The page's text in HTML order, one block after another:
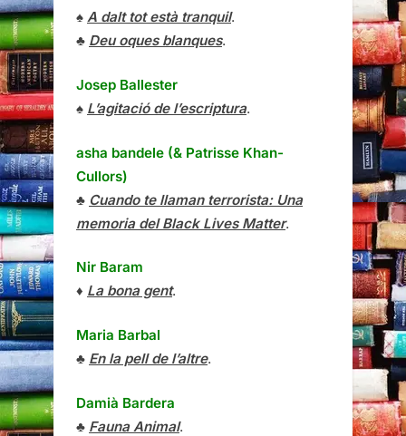
♠ A dalt tot està tranquil.
♣ Deu oques blanques.
Josep Ballester
♠ L’agitació de l’escriptura.
asha bandele (& Patrisse Khan-
Cullors)
♣ Cuando te llaman terrorista: Una
memoria del Black Lives Matter.
Nir Baram
♦ La bona gent.
Maria Barbal
♣ En la pell de l’altre.
Damià Bardera
♣ Fauna Animal.